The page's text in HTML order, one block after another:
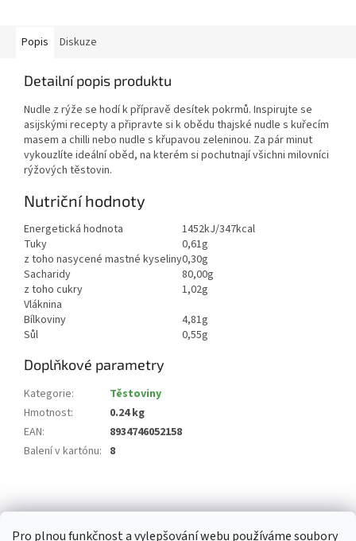
Pro plnou funkčnost a vylepšování webu používáme soubory
Popis Diskuze
Detailní popis produktu
Nudle z rýže se hodí k přípravě desítek pokrmů. Inspirujte se
asijskými recepty a připravte si k obědu thajské nudle s kuřecím
masem a chilli nebo nudle s křupavou zeleninou. Za pár minut
vykouzlíte ideální oběd, na kterém si pochutnají všichni milovníci
rýžových těstovin.
Nutriční hodnoty
Energetická hodnota
1452kJ/347kcal
Tuky
0,61g
z toho nasycené mastné kyseliny0,30g
Sacharidy
80,00g
z toho cukry
1,02g
Vláknina
Bílkoviny
4,81g
Sůl
0,55g
Doplňkové parametry
Kategorie:
Těstoviny
Hmotnost:
0.24 kg
EAN:
8934746052158
Balení v kartónu: 8
á